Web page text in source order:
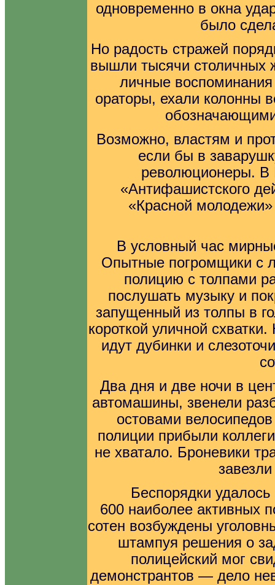
одновременно в окна
было
Но радость стражей
вышли тысячи столичных
личные
ораторы, ехали колонны
Возможно, властям и
если бы в
революционеры. В
«Антифашистского
«Красной
В условный час
Опытные погромщики с
полицию с толпами
послушать музыку и
запущенный из толпы в
короткой уличной
идут дубинки и
Два дня и две ночи в
автомашины, звенели
остовами
полиции прибыли
не хватало. Броневики
Беспорядки
600 наиболее активных
сотен возбуждены
штампуя решения о
полицейский мог
демонстрантов — дело